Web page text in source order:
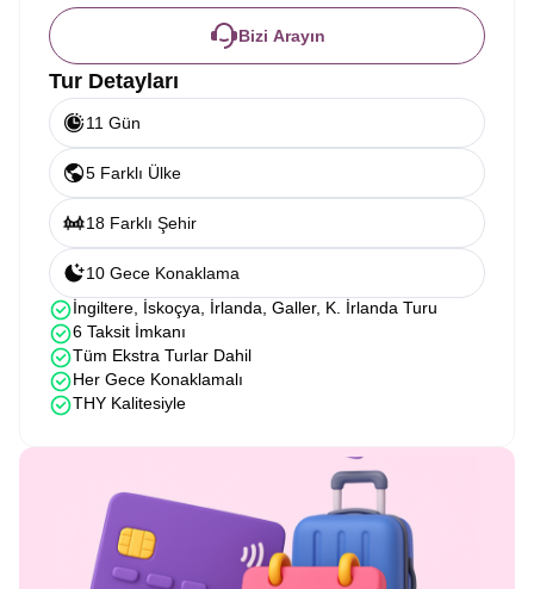
Bizi Arayın
Tur Detayları
11 Gün
5 Farklı Ülke
18 Farklı Şehir
10 Gece Konaklama
İngiltere, İskoçya, İrlanda, Galler, K. İrlanda Turu
6 Taksit İmkanı
Tüm Ekstra Turlar Dahil
Her Gece Konaklamalı
THY Kalitesiyle